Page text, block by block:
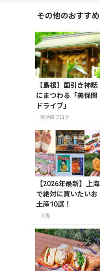
その他のおすすめ
【島根】国引き神話
にまつわる「美保関
ドライブ」
特派員ブログ
【2026年最新】上海
で絶対に買いたいお
土産10選！
上海